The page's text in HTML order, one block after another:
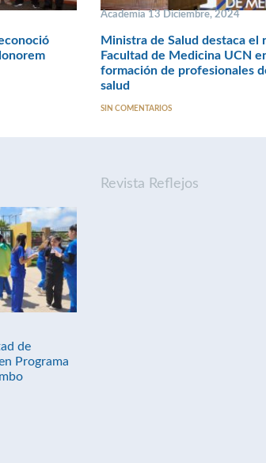
Academia 13 Diciembre, 2024
Ministra de Salud destaca el
Facultad de Medicina UCN
formación de profesionales
salud
SIN COMENTARIOS
de
Programa
Revista Reflejos